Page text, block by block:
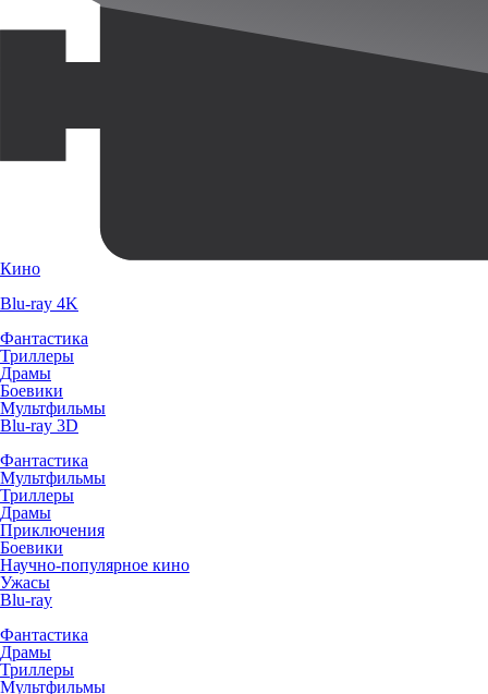
Кино
Blu-ray 4K
Фантастика
Триллеры
Драмы
Боевики
Мультфильмы
Blu-ray 3D
Фантастика
Мультфильмы
Триллеры
Драмы
Приключения
Боевики
Научно-популярное кино
Ужасы
Blu-ray
Фантастика
Драмы
Триллеры
Мультфильмы